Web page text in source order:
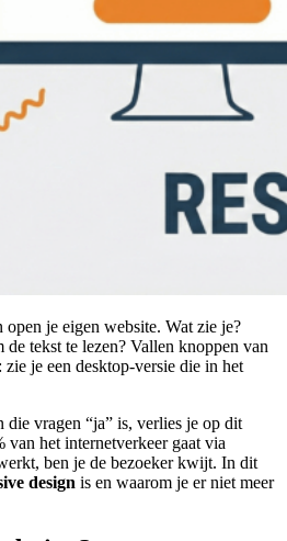
je eigen website. Wat zie je?
tekst te lezen? Vallen knoppen van
je een desktop-versie die in het
die vragen “ja” is, verlies je op dit
van het internetverkeer gaat via
ben je de bezoeker kwijt. In dit
design is en waarom je er niet meer